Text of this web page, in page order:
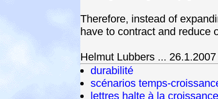
Therefore, instead of
have to contract and reduce
Helmut Lubbers ...
durabilité
scénarios temps-
lettres halte à la